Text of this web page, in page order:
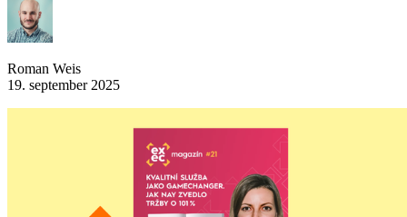
Roman Weis
19. september 2025